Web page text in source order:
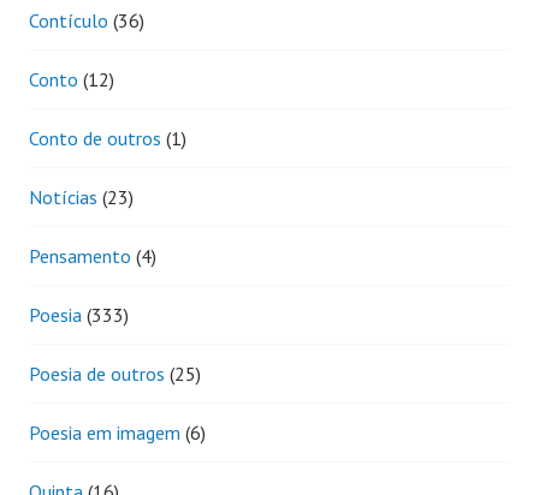
Contículo (36)
Conto (12)
Conto de outros (1)
Notícias (23)
Pensamento (4)
Poesia (333)
Poesia de outros (25)
Poesia em imagem (6)